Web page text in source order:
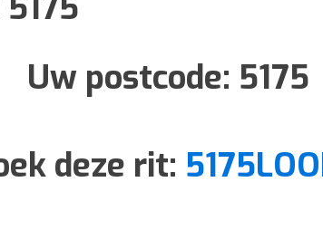
Uw postcode: 5175
deze rit: